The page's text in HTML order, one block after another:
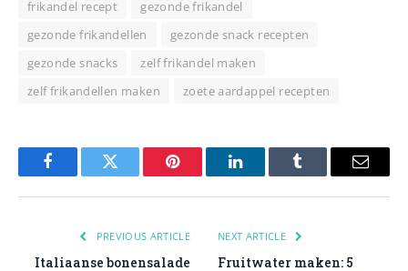
frikandel recept
gezonde frikandel
gezonde frikandellen
gezonde snack recepten
gezonde snacks
zelf frikandel maken
zelf frikandellen maken
zoete aardappel recepten
FacebookTwitter Pinterest LinkedInTumblr Email
PREVIOUS ARTICLE
Italiaanse bonensalade
NEXT ARTICLE
Fruitwater maken: 5